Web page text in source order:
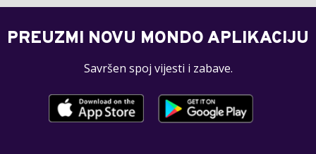
PREUZMI NOVU MONDO APLIKACIJU
Savršen spoj vijesti i zabave.